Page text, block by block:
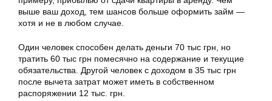
выше ваш доход, тем шансов больше оформить займ —
хотя и не в любом случае.
Один человек способен делать деньги 70 тыс грн, но
тратить 60 тыс грн помесячно на содержание и текущие
обязательства. Другой человек с доходом в 35 тыс грн
после вычета затрат может иметь в собственном
распоряжении 12 тыс. грн.